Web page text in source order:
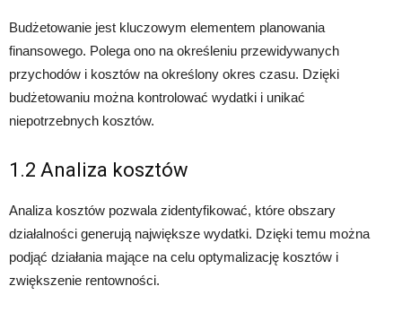
Budżetowanie jest kluczowym elementem planowania
finansowego. Polega ono na określeniu przewidywanych
przychodów i kosztów na określony okres czasu. Dzięki
budżetowaniu można kontrolować wydatki i unikać
niepotrzebnych kosztów.
1.2 Analiza kosztów
Analiza kosztów pozwala zidentyfikować, które obszary
działalności generują największe wydatki. Dzięki temu można
podjąć działania mające na celu optymalizację kosztów i
zwiększenie rentowności.